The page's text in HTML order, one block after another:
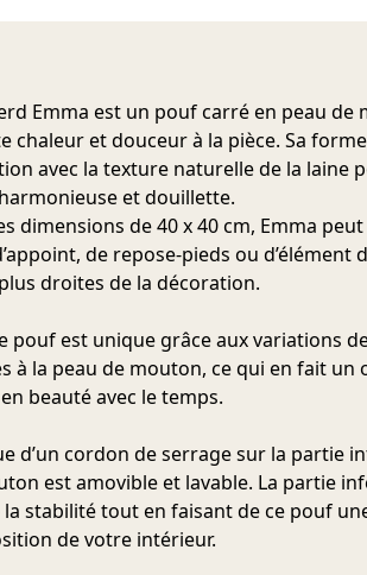
Emma est un pouf carré en peau
chaleur et douceur à la pièce. Sa
avec la texture naturelle de la laine
et douillette.
dimensions de 40 x 40 cm, Emma
de repose-pieds ou
droites de la décoration.
pouf est unique grâce aux variations
à la peau de mouton, ce qui en fait un
beauté avec le temps.
d’un cordon de serrage sur la partie
est amovible et lavable. La partie
la stabilité tout en faisant de ce pouf
de votre intérieur.